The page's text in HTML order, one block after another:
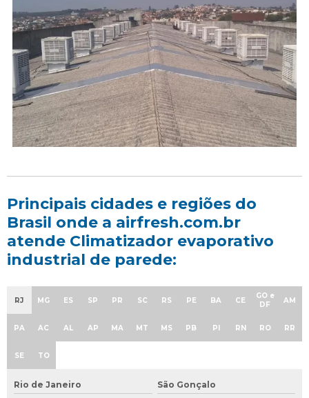
Principais cidades e regiões do
Brasil onde a airfresh.com.br
atende Climatizador evaporativo
industrial de parede:
RJ MG ES SP PR SC RS PE BA CE
GO e
DF
AM
PA AC AL AP MA MT MS PB PI RN RO RR
SE TO
Rio de Janeiro São Gonçalo